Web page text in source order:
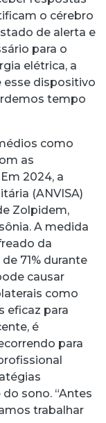
o cérebro
de alerta e
para o
elétrica, a
esse dispositivo
tempo
como
as
2024, a
(ANVISA)
Zolpidem,
A medida
da
71% durante
causar
como
eficaz para
é
para
sono. “Antes
trabalhar